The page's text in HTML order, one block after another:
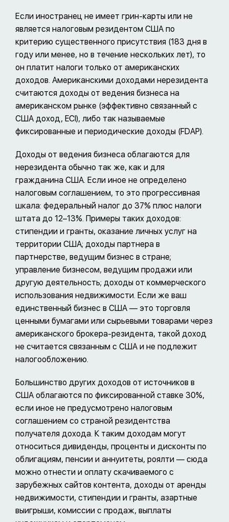
Если иностранец не имеет грин-карты или не
является налоговым резидентом США по
критерию существенного присутствия (183 дня в
году или менее, но в течение нескольких лет), то
он платит налоги только от американских
доходов. Американскими доходами нерезидента
считаются доходы от ведения бизнеса на
американском рынке (эффективно связанный с
США доход, ECI), либо так называемые
фиксированные и периодические доходы (FDAP).
Доходы от ведения бизнеса облагаются для
нерезидента обычно так же, как и для
гражданина США. Если иное не определено
налоговым соглашением, то это прогрессивная
шкала: федеральный налог до 37% плюс налоги
штата до 12–13%. Примеры таких доходов:
стипендии и гранты, оказание личных услуг на
территории США; доходы партнера в
партнерстве, ведущим бизнес в стране;
управление бизнесом, ведущим продажи или
другую деятельность; доходы от коммерческого
использования недвижимости. Если же ваш
единственный бизнес в США — это торговля
ценными бумагами или сырьевыми товарами через
американского брокера-резидента, такой доход
не считается связанным с США и не подлежит
налогообложению.
Большинство других доходов от источников в
США облагаются по фиксированной ставке 30%,
если иное не предусмотрено налоговым
соглашением со страной резидентства
получателя дохода. К таким доходам могут
относиться дивиденды, проценты и дисконты по
облигациям, пенсии и аннуитеты, роялти — сюда
можно отнести и оплату скачиваемого с
зарубежных сайтов контента, доходы от аренды
недвижимости, стипендии и гранты, азартные
выигрыши, комиссии с продаж, выплаты